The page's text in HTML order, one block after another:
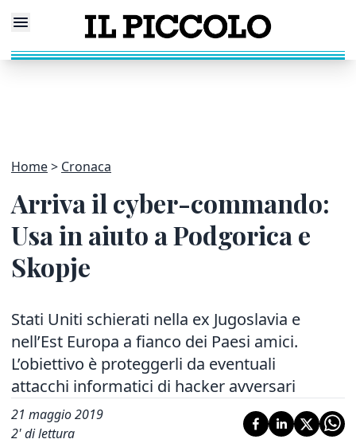
Home Cronaca
Arriva il cyber-commando:
Usa in aiuto a Podgorica e
Skopje
Stati Uniti schierati nella ex Jugoslavia e
nell’Est Europa a fianco dei Paesi amici.
L’obiettivo è proteggerli da eventuali
attacchi informatici di hacker avversari
21 maggio 2019
2' di lettura